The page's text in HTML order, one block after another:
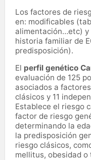
Los factores de
en: modificables
alimentación…etc) y
historia familiar de
predisposición).
El perfil genético
evaluación de 125
asociados a
clásicos y 11
Establece el riesgo
factor de riesgo
determinando la
la predisposición
riesgo clásicos,
mellitus, obesidad o